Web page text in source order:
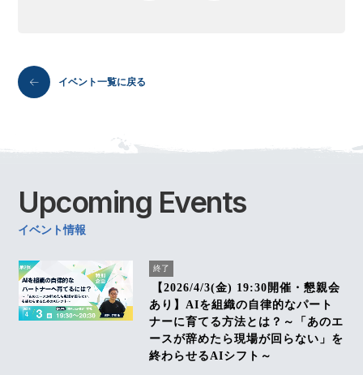
イベント一覧に戻る
Upcoming Events
イベント情報
終了
【2026/4/3(金) 19:30開催・懇親会
あり】AIを組織の自律的なパート
ナーに育てる方法とは？～「あのエ
ースが辞めたら現場が回らない」を
終わらせるAIシフト～